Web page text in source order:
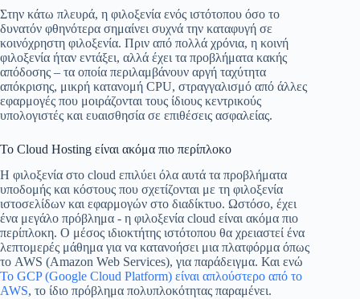
Στην κάτω πλευρά, η φιλοξενία ενός ιστότοπου όσο το
δυνατόν φθηνότερα σημαίνει συχνά την καταφυγή σε
κοινόχρηστη φιλοξενία. Πριν από πολλά χρόνια, η κοινή
φιλοξενία ήταν εντάξει, αλλά έχει τα προβλήματα κακής
απόδοσης – τα οποία περιλαμβάνουν αργή ταχύτητα
απόκρισης, μικρή κατανομή CPU, στραγγαλισμό από άλλες
εφαρμογές που μοιράζονται τους ίδιους κεντρικούς
υπολογιστές και ευαισθησία σε επιθέσεις ασφαλείας.
Το Cloud Hosting είναι ακόμα πιο περίπλοκο
Η φιλοξενία στο cloud επιλύει όλα αυτά τα προβλήματα
υποδομής και κόστους που σχετίζονται με τη φιλοξενία
ιστοσελίδων και εφαρμογών στο διαδίκτυο. Ωστόσο, έχει
ένα μεγάλο πρόβλημα - η φιλοξενία cloud είναι ακόμα πιο
περίπλοκη. Ο μέσος ιδιοκτήτης ιστότοπου θα χρειαστεί ένα
λεπτομερές μάθημα για να κατανοήσει μια πλατφόρμα όπως
το AWS (Amazon Web Services), για παράδειγμα. Και ενώ
Το GCP (Google Cloud Platform) είναι απλούστερο από το
AWS, το ίδιο πρόβλημα πολυπλοκότητας παραμένει.